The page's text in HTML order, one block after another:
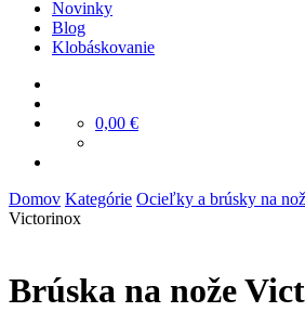
Novinky
Blog
Klobáskovanie
0,00 €
Domov Kategórie Ocieľky a brúsky na
Victorinox
Brúska na nože